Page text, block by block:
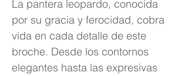
La pantera leopardo, conocida
por su gracia y ferocidad, cobra
vida en cada detalle de este
broche. Desde los contornos
elegantes hasta las expresivas